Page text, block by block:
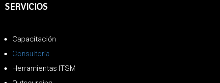
SERVICIOS
Capacitación
Consultoría
Herramientas ITSM